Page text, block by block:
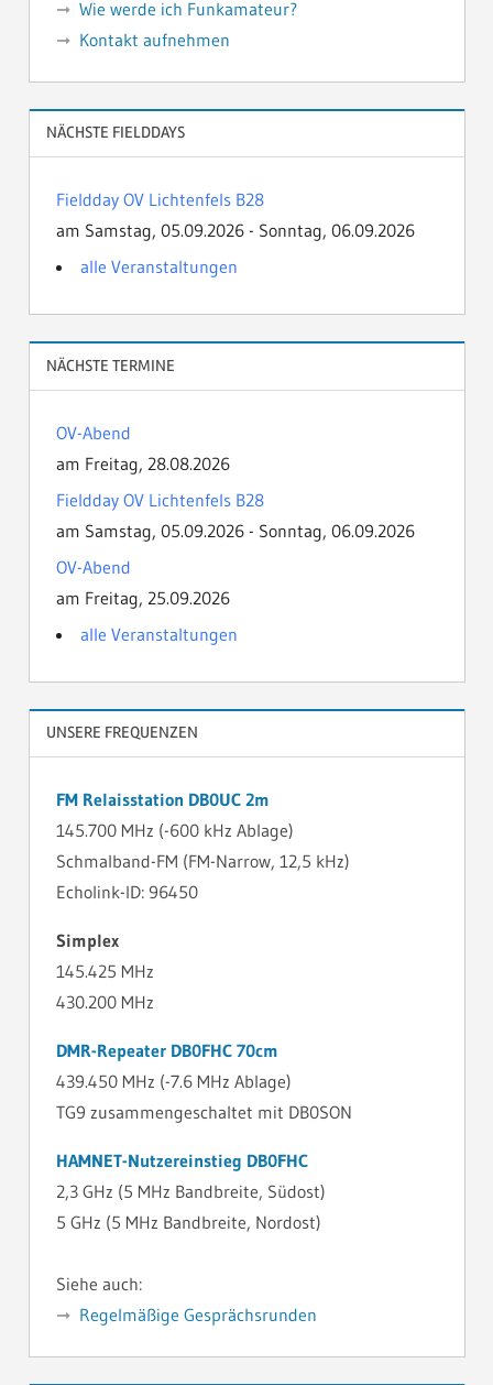
Wie werde ich Funkamateur?
Kontakt aufnehmen
NÄCHSTE FIELDDAYS
Fieldday OV Lichtenfels B28
am Samstag, 05.09.2026 - Sonntag, 06.09.2026
alle Veranstaltungen
NÄCHSTE TERMINE
OV-Abend
am Freitag, 28.08.2026
Fieldday OV Lichtenfels B28
am Samstag, 05.09.2026 - Sonntag, 06.09.2026
OV-Abend
am Freitag, 25.09.2026
alle Veranstaltungen
UNSERE FREQUENZEN
FM Relaisstation DB0UC 2m
145.700 MHz (-600 kHz Ablage)
Schmalband-FM (FM-Narrow, 12,5 kHz)
Echolink-ID: 96450
Simplex
145.425 MHz
430.200 MHz
DMR-Repeater DB0FHC 70cm
439.450 MHz (-7.6 MHz Ablage)
TG9 zusammengeschaltet mit DB0SON
HAMNET-Nutzereinstieg DB0FHC
2,3 GHz (5 MHz Bandbreite, Südost)
5 GHz (5 MHz Bandbreite, Nordost)
Siehe auch:
Regelmäßige Gesprächsrunden